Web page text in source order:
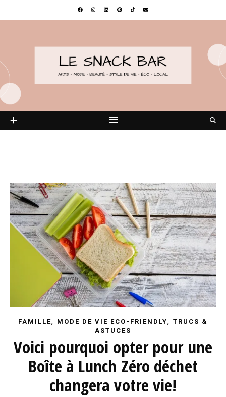
FAMILLE, MODE DE VIE ECO-FRIENDLY, TRUCS &
ASTUCES
Voici pourquoi opter pour une
Boîte à Lunch Zéro déchet
changera votre vie!